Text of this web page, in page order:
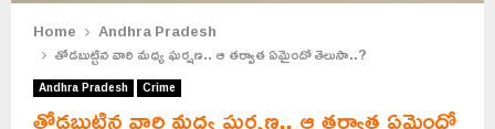
Home
Andhra Pradesh
తోడబుట్టిన వారి మధ్య ఘర్షణ.. ఆ తర్వాత ఏమైందో తెలుసా..?
Andhra Pradesh Crime